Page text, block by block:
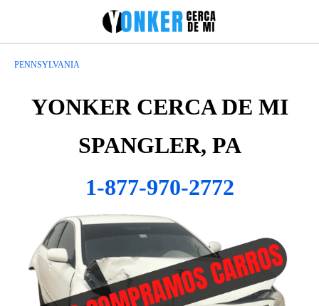
PENNSYLVANIA
YONKER CERCA DE MI
SPANGLER, PA
1-877-970-2772